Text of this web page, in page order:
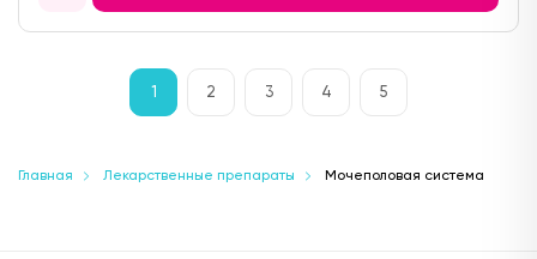
1 2 3 4 5
Главная Лекарственные препараты Мочеполовая система